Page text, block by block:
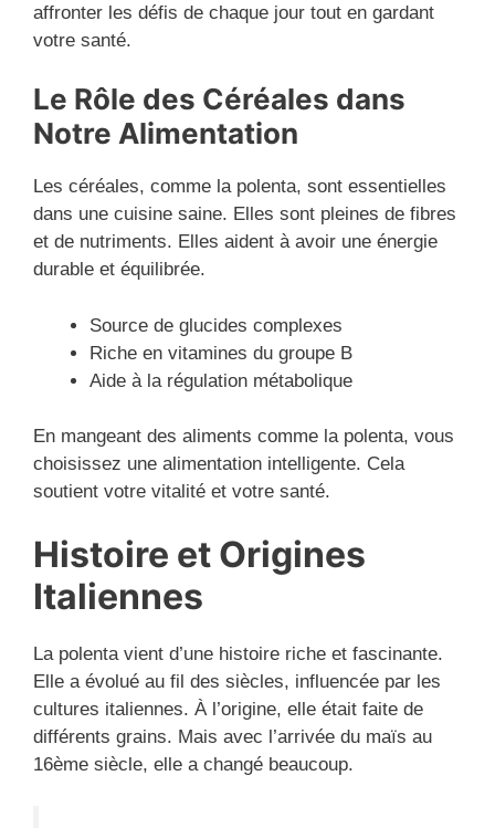
affronter les défis de chaque jour tout en gardant
votre santé.
Le Rôle des Céréales dans
Notre Alimentation
Les céréales, comme la polenta, sont essentielles
dans une cuisine saine. Elles sont pleines de fibres
et de nutriments. Elles aident à avoir une énergie
durable et équilibrée.
Source de glucides complexes
Riche en vitamines du groupe B
Aide à la régulation métabolique
En mangeant des aliments comme la polenta, vous
choisissez une alimentation intelligente. Cela
soutient votre vitalité et votre santé.
Histoire et Origines
Italiennes
La polenta vient d’une histoire riche et fascinante.
Elle a évolué au fil des siècles, influencée par les
cultures italiennes. À l’origine, elle était faite de
différents grains. Mais avec l’arrivée du maïs au
16ème siècle, elle a changé beaucoup.